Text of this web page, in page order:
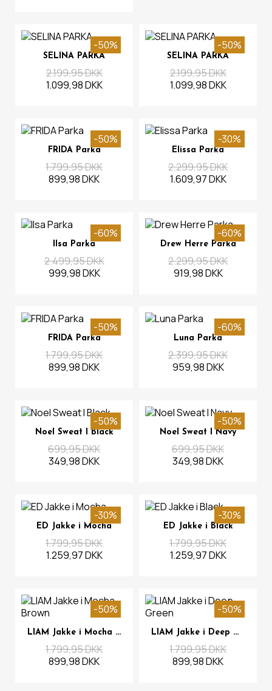
Se mere
-50%
SELINA PARKA
2.199,95 DKK
1.099,98 DKK
Se mere
-50%
SELINA PARKA
2.199,95 DKK
1.099,98 DKK
Se mere
-50%
FRIDA Parka
1.799,95 DKK
899,98 DKK
Se mere
-30%
Elissa Parka
2.299,95 DKK
1.609,97 DKK
Se mere
-60%
Ilsa Parka
2.499,95 DKK
999,98 DKK
Se mere
-60%
Drew Herre Parka
2.299,95 DKK
919,98 DKK
Se mere
-50%
FRIDA Parka
1.799,95 DKK
899,98 DKK
Se mere
-60%
Luna Parka
2.399,95 DKK
959,98 DKK
Se mere
-50%
Noel Sweat I Black
699,95 DKK
349,98 DKK
Se mere
-50%
Noel Sweat I Navy
699,95 DKK
349,98 DKK
Se mere
-30%
ED Jakke i Mocha
1.799,95 DKK
1.259,97 DKK
Se mere
-30%
ED Jakke i Black
1.799,95 DKK
1.259,97 DKK
Se mere
-50%
LIAM Jakke i Mocha Brown
1.799,95 DKK
899,98 DKK
Se mere
-50%
LIAM Jakke i Deep Green
1.799,95 DKK
899,98 DKK